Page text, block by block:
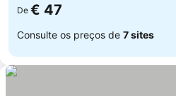
De € 47
Consulte os preços de 7 sites